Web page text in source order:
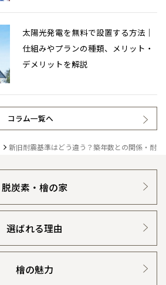
太陽光発電を無料で設置する方法｜
仕組みやプランの種類、メリット・
デメリットを解説
コラム一覧へ
新旧耐震基準はどう違う？築年数との関係・耐
脱炭素・檜の家
選ばれる理由
檜の魅力